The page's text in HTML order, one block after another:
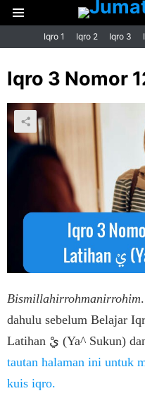
Menu
Iqro 1 Iqro 2 Iqro 3
Iqro 3 Nomor
Bismillahirrohmanirrohim
dahulu sebelum Belajar
tautan halaman ini untuk
kuis iqro.